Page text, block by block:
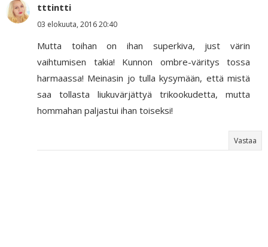
tttintti
03 elokuuta, 2016 20:40
Mutta toihan on ihan superkiva, just värin
vaihtumisen takia! Kunnon ombre-väritys tossa
harmaassa! Meinasin jo tulla kysymään, että mistä
saa tollasta liukuvärjättyä trikookudetta, mutta
hommahan paljastui ihan toiseksi!
Vastaa